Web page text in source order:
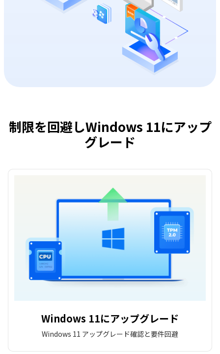
制限を回避しWindows 11にアップ
グレード
Windows 11にアップグレード
Windows 11 アップグレード確認と要件回避